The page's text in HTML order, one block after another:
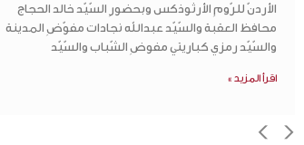
الأردنّ للرّومِ الأرثوذكس وبحضورِ السّيّد خالد الحجاج
محافظ العقبة والسّيّد عبدالله نجادات مفوّضِ المدينة
والسّيّد رمزي كباريتي مفوضِ الشّباب والسّيّد
اقرأ المزيد »
<
>